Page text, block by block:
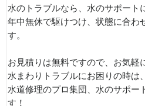
水のトラブルなら、水のサポート
年中無休で駆けつけ、状態に合わ
す。
お見積りは無料ですので、お気軽
水まわりトラブルにお困りの時は、
水道修理のプロ集団、水のサポー
す！